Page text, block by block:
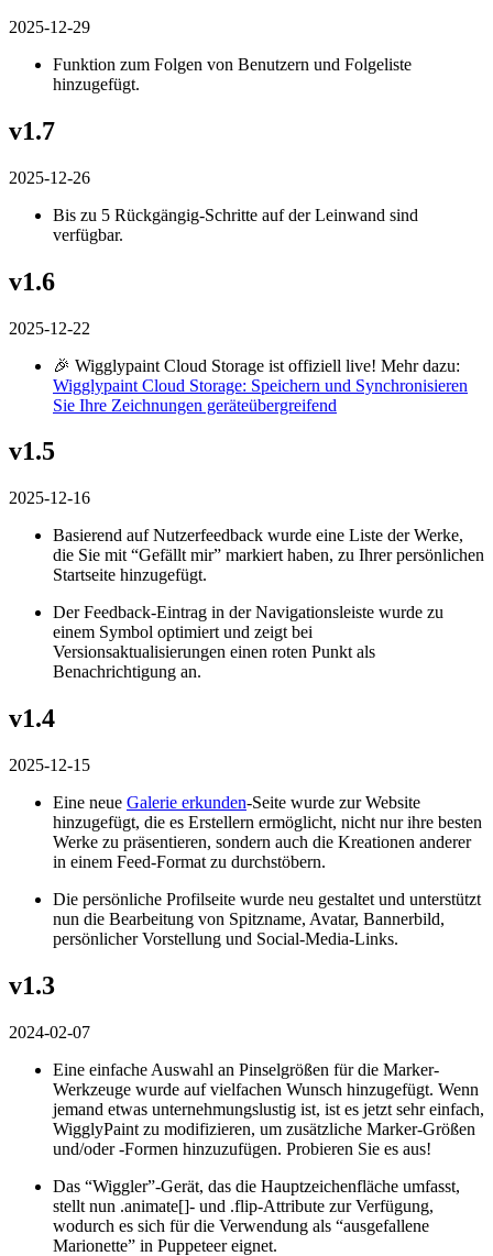
2025-12-29
Funktion zum Folgen von Benutzern und Folgeliste
hinzugefügt.
v1.7
2025-12-26
Bis zu 5 Rückgängig-Schritte auf der Leinwand sind
verfügbar.
v1.6
2025-12-22
🎉 Wigglypaint Cloud Storage ist offiziell live! Mehr dazu:
Wigglypaint Cloud Storage: Speichern und Synchronisieren
Sie Ihre Zeichnungen geräteübergreifend
v1.5
2025-12-16
Basierend auf Nutzerfeedback wurde eine Liste der Werke,
die Sie mit “Gefällt mir” markiert haben, zu Ihrer persönlichen
Startseite hinzugefügt.
Der Feedback-Eintrag in der Navigationsleiste wurde zu
einem Symbol optimiert und zeigt bei
Versionsaktualisierungen einen roten Punkt als
Benachrichtigung an.
v1.4
2025-12-15
Eine neue Galerie erkunden-Seite wurde zur Website
hinzugefügt, die es Erstellern ermöglicht, nicht nur ihre besten
Werke zu präsentieren, sondern auch die Kreationen anderer
in einem Feed-Format zu durchstöbern.
Die persönliche Profilseite wurde neu gestaltet und unterstützt
nun die Bearbeitung von Spitzname, Avatar, Bannerbild,
persönlicher Vorstellung und Social-Media-Links.
v1.3
2024-02-07
Eine einfache Auswahl an Pinselgrößen für die Marker-
Werkzeuge wurde auf vielfachen Wunsch hinzugefügt. Wenn
jemand etwas unternehmungslustig ist, ist es jetzt sehr einfach,
WigglyPaint zu modifizieren, um zusätzliche Marker-Größen
und/oder -Formen hinzuzufügen. Probieren Sie es aus!
Das “Wiggler”-Gerät, das die Hauptzeichenfläche umfasst,
stellt nun .animate[]- und .flip-Attribute zur Verfügung,
wodurch es sich für die Verwendung als “ausgefallene
Marionette” in Puppeteer eignet.